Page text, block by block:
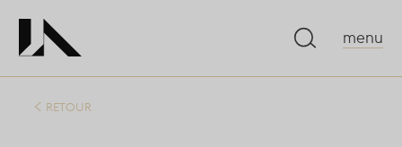
menu
RETOUR